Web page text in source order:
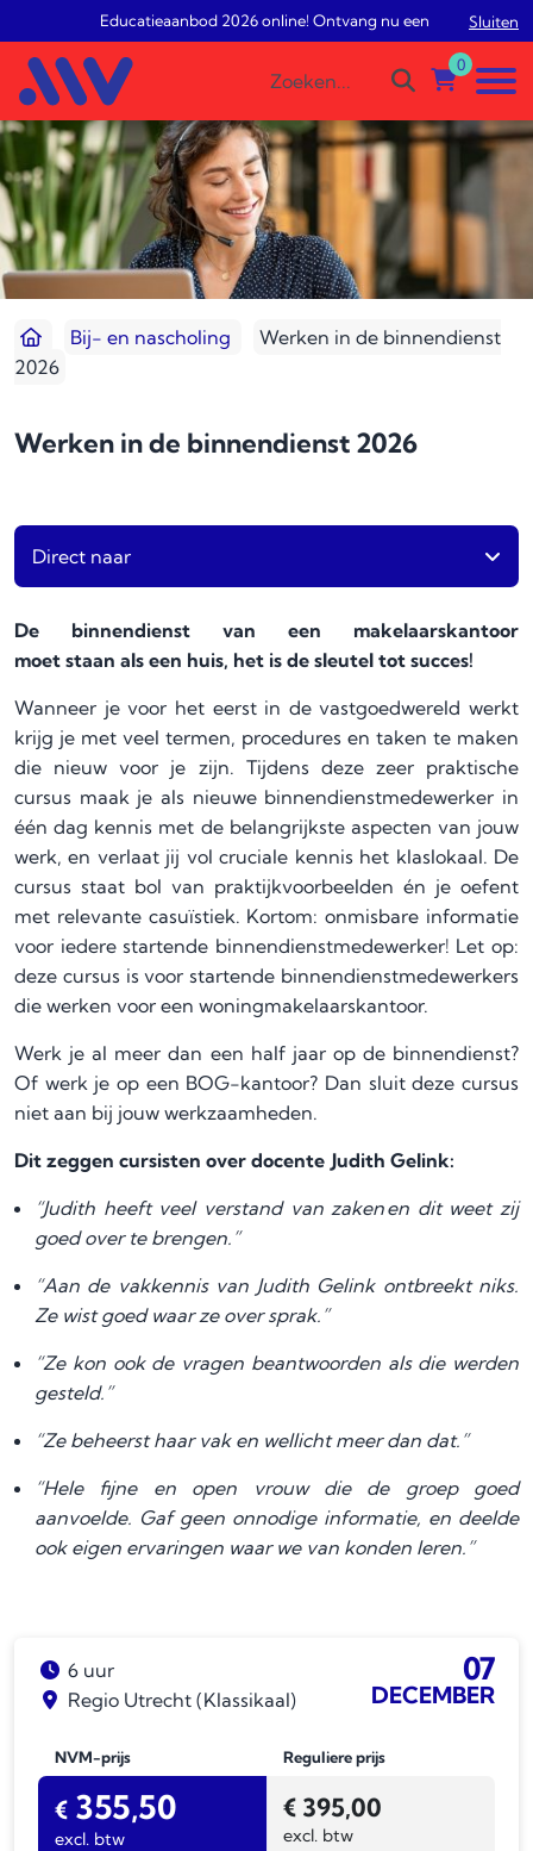
Educatieaanbod 2026 online! Ontvang nu een gratisSluiten
0
Bij- en nascholing
Werken in de binnendienst
2026
Werken in de binnendienst 2026
Direct naar
De binnendienst van een makelaarskantoor
moet staan als een huis, het is de sleutel tot succes!
Wanneer je voor het eerst in de vastgoedwereld werkt
krijg je met veel termen, procedures en taken te maken
die nieuw voor je zijn. Tijdens deze zeer praktische
cursus maak je als nieuwe binnendienstmedewerker in
één dag kennis met de belangrijkste aspecten van jouw
werk, en verlaat jij vol cruciale kennis het klaslokaal. De
cursus staat bol van praktijkvoorbeelden én je oefent
met relevante casuïstiek. Kortom: onmisbare informatie
voor iedere startende binnendienstmedewerker! Let op:
deze cursus is voor startende binnendienstmedewerkers
die werken voor een woningmakelaarskantoor.
Werk je al meer dan een half jaar op de binnendienst?
Of werk je op een BOG-kantoor? Dan sluit deze cursus
niet aan bij jouw werkzaamheden.
Dit zeggen cursisten over docente Judith Gelink:
“Judith heeft veel verstand van zaken en dit weet zij
goed over te brengen.”
“Aan de vakkennis van Judith Gelink ontbreekt niks.
Ze wist goed waar ze over sprak.”
“Ze kon ook de vragen beantwoorden als die werden
gesteld.”
“Ze beheerst haar vak en wellicht meer dan dat.”
“Hele fijne en open vrouw die de groep goed
aanvoelde. Gaf geen onnodige informatie, en deelde
ook eigen ervaringen waar we van konden leren.”
6 uur
Regio Utrecht (Klassikaal)
07
DECEMBER
NVM-prijs Reguliere prijs
€ 355,50
excl. btw
€ 395,00
excl. btw